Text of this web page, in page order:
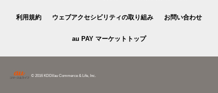
利用規約 ウェブアクセシビリティの取り組み お問い合わせ
au PAY マーケットトップ
© 2016 KDDI/au Commerce & Life, Inc.